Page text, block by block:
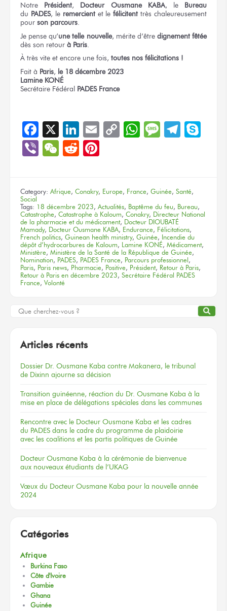
Notre Président, Docteur Ousmane KABA, le Bureau
du PADES, le remercient et lefélicitent très chaleureusement
pour son parcours.
Je pense qu’une telle nouvelle, mérite d’être dignement fêtée
dès son retour à Paris
À très vite et encore une fois, toutes nos félicitations !
Fait à Paris, le 18 décembre 2023
Lamine KONÉ
Secrétaire Fédéral PADES France
Facebook
X LinkedIn
EmailCopyWhatsApp
Message
ViberWeChat
Reddit
Category: Afrique, Conakry, Europe, France, Guinée, Santé,
Social
Tags: 18 décembre 2023, Actualités, Baptême du feu, Bureau,
Catastrophe, Catastrophe à Kaloum, Conakry, Directeur National
de la pharmacie et du médicament, Docteur DIOUBATÉ
Mamady, Docteur Ousmane KABA, Endurance, Félicitations,
French politics, Guinean health ministry, Guinée, Incendie du
dépôt d’hydrocarbures de Kaloum, Lamine KONÉ, Médicament,
Ministère, Ministère de la Santé de la République de Guinée,
Nomination, PADES, PADES France, Parcours professionnel ,
Paris, Paris news, Pharmacie, Positive, Président, Retour à Paris,
Retour à Paris en décembre 2023, Secrétaire Fédéral PADES
France, Volonté
Articles récents
Dossier Dr. Ousmane Kaba contre Makanera, le tribunal
de Dixinn ajourne sa décision
Transition guinéenne, réaction du Dr. Ousmane Kaba à la
mise en place de délégations spéciales dans les communes
Rencontre avec le Docteur Ousmane Kaba et les cadres
du PADES dans le cadre du programme de plaidoirie
avec les coalitions et les partis politiques de Guinée
Docteur Ousmane Kaba à la cérémonie de bienvenue
aux nouveaux étudiants de l’UKAG
Vœux du Docteur Ousmane Kaba pour la nouvelle année
2024
Catégories
Afrique
Burkina Faso
Côte d'Ivoire
Gambie
Ghana
Guinée